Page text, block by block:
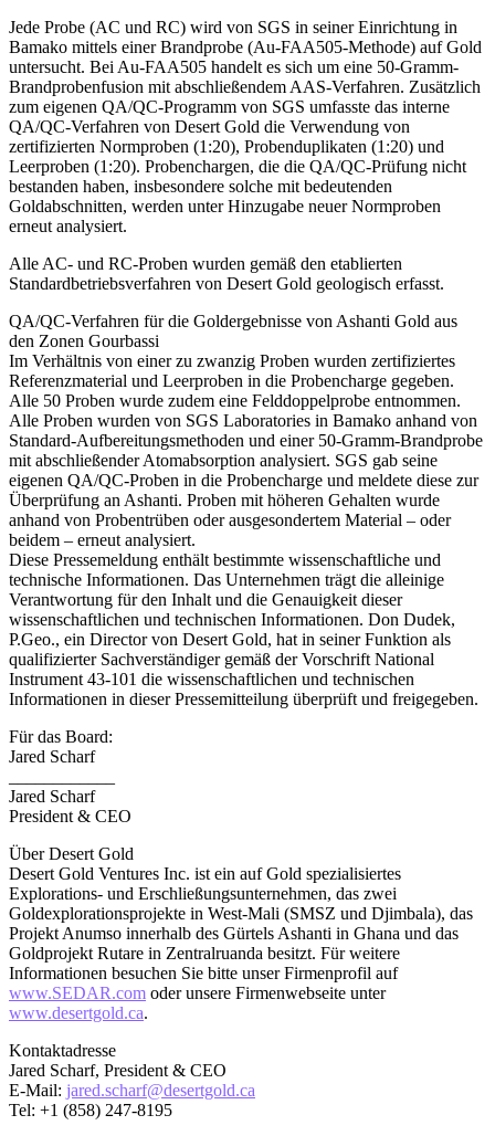
Jede Probe (AC und RC) wird von SGS in seiner Einrichtung in
Bamako mittels einer Brandprobe (Au-FAA505-Methode) auf Gold
untersucht. Bei Au-FAA505 handelt es sich um eine 50-Gramm-
Brandprobenfusion mit abschließendem AAS-Verfahren. Zusätzlich
zum eigenen QA/QC-Programm von SGS umfasste das interne
QA/QC-Verfahren von Desert Gold die Verwendung von
zertifizierten Normproben (1:20), Probenduplikaten (1:20) und
Leerproben (1:20). Probenchargen, die die QA/QC-Prüfung nicht
bestanden haben, insbesondere solche mit bedeutenden
Goldabschnitten, werden unter Hinzugabe neuer Normproben
erneut analysiert.
Alle AC- und RC-Proben wurden gemäß den etablierten
Standardbetriebsverfahren von Desert Gold geologisch erfasst.
QA/QC-Verfahren für die Goldergebnisse von Ashanti Gold aus
den Zonen Gourbassi
Im Verhältnis von einer zu zwanzig Proben wurden zertifiziertes
Referenzmaterial und Leerproben in die Probencharge gegeben.
Alle 50 Proben wurde zudem eine Felddoppelprobe entnommen.
Alle Proben wurden von SGS Laboratories in Bamako anhand von
Standard-Aufbereitungsmethoden und einer 50-Gramm-Brandprobe
mit abschließender Atomabsorption analysiert. SGS gab seine
eigenen QA/QC-Proben in die Probencharge und meldete diese zur
Überprüfung an Ashanti. Proben mit höheren Gehalten wurde
anhand von Probentrüben oder ausgesondertem Material – oder
beidem – erneut analysiert.
Diese Pressemeldung enthält bestimmte wissenschaftliche und
technische Informationen. Das Unternehmen trägt die alleinige
Verantwortung für den Inhalt und die Genauigkeit dieser
wissenschaftlichen und technischen Informationen. Don Dudek,
P.Geo., ein Director von Desert Gold, hat in seiner Funktion als
qualifizierter Sachverständiger gemäß der Vorschrift National
Instrument 43-101 die wissenschaftlichen und technischen
Informationen in dieser Pressemitteilung überprüft und freigegeben.
Für das Board:
Jared Scharf
Jared Scharf
President & CEO
Über Desert Gold
Desert Gold Ventures Inc. ist ein auf Gold spezialisiertes
Explorations- und Erschließungsunternehmen, das zwei
Goldexplorationsprojekte in West-Mali (SMSZ und Djimbala), das
Projekt Anumso innerhalb des Gürtels Ashanti in Ghana und das
Goldprojekt Rutare in Zentralruanda besitzt. Für weitere
Informationen besuchen Sie bitte unser Firmenprofil auf
www.SEDAR.com oder unsere Firmenwebseite unter
www.desertgold.ca.
Kontaktadresse
Jared Scharf, President & CEO
E-Mail: jared.scharf@desertgold.ca
Tel: +1 (858) 247-8195